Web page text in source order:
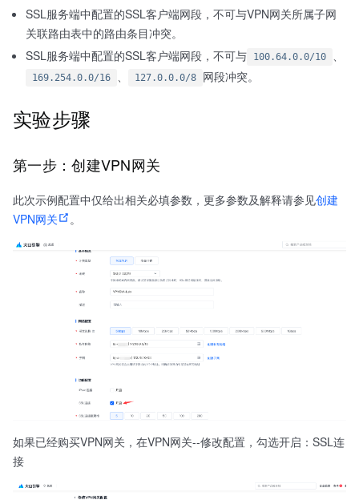
SSL服务端中配置的SSL客户端网段，不可与VPN网关所属子网
关联路由表中的路由条目冲突。
SSL服务端中配置的SSL客户端网段，不可与
100.64.0.0/10
169.254.0.0/16 127.0.0.0/8 网段冲突。
实验步骤
第一步：创建VPN网关
此次示例配置中仅给出相关必填参数，更多参数及解释请参见创建
VPN网关
。
如果已经购买VPN网关，在VPN网关--修改配置，勾选开启：SSL连
接